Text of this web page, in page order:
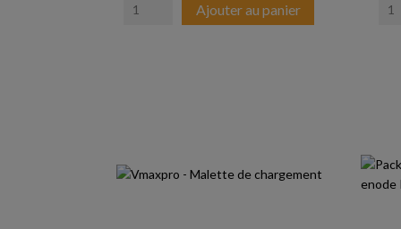
Ajouter au panier